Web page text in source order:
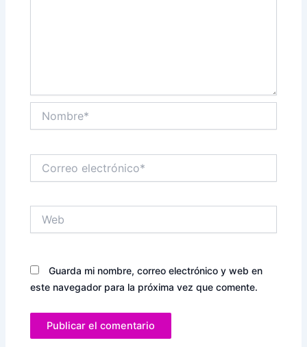
electrónico*
Guarda mi nombre, correo electrónico y web en
este navegador para la próxima vez que comente.